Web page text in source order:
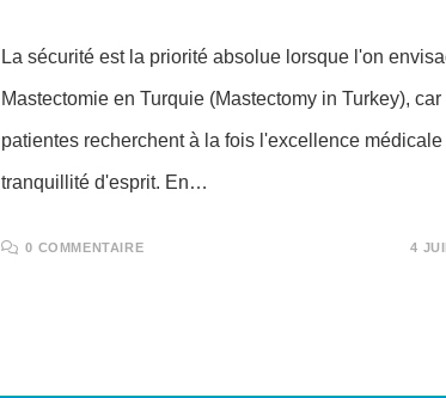
La sécurité est la priorité absolue lorsque l'on
Mastectomie en Turquie (Mastectomy in Turkey), car
patientes recherchent à la fois l'excellence médicale
tranquillité d'esprit. En…
0 COMMENTAIRE 4